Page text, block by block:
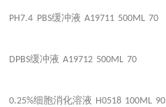
PH7.4 PBS缓冲液 A19711 500ML 70
DPBS缓冲液 A19712 500ML 70
0.25%细胞消化溶液 H0518 100ML 90